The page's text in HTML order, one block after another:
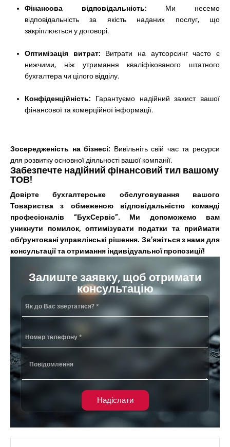
Фінансова відповідальність: Ми несемо
відповідальність за якість наданих послуг, що
закріплюється у договорі.
Оптимізація витрат: Витрати на аутсорсинг часто є
нижчими, ніж утримання кваліфікованого штатного
бухгалтера чи цілого відділу.
Конфіденційність: Гарантуємо надійний захист вашої
фінансової та комерційної інформації.
Зосередженість на бізнесі: Вивільніть свій час та ресурси
для розвитку основної діяльності вашої компанії.
Забезпечте надійний фінансовий тил вашому
ТОВ!
Довірте бухгалтерське обслуговування вашого
Товариства з обмеженою відповідальністю команді
професіоналів “БухСервіс”. Ми допоможемо вам
уникнути помилок, оптимізувати податки та приймати
обґрунтовані управлінські рішення. Зв’яжіться з нами для
консультації та отримання індивідуальної пропозиції!
Залиште заявку, щоб отримати
консультацію
Надіслати